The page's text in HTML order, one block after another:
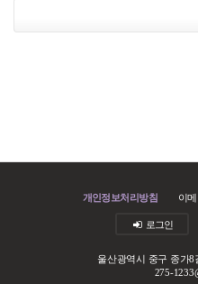
개인정보처리방침 이
로그인
울산광역시 중구 종가
275-